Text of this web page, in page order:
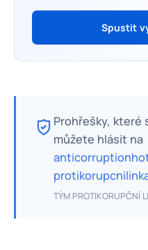
Spustit
Prohřešky, které
můžete hlásit na
TÝM PROTIKORUPČNÍ